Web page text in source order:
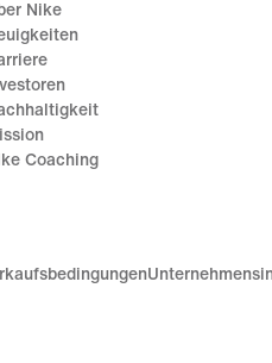
Nike
Coaching